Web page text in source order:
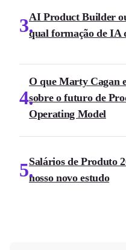
3AI Product Builder
qual formação de IA
4
O que Marty Cagan
sobre o futuro de
Operating Model
5Salários de Produto
nosso novo estudo